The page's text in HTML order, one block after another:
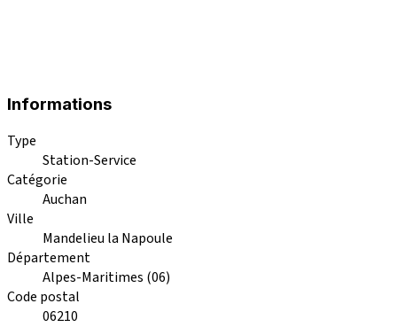
Informations
Type
Station-Service
Catégorie
Auchan
Ville
Mandelieu la Napoule
Département
Alpes-Maritimes (06)
Code postal
06210